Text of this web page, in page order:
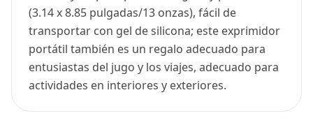
(3.14 x 8.85 pulgadas/13 onzas), fácil de
transportar con gel de silicona; este exprimidor
portátil también es un regalo adecuado para
entusiastas del jugo y los viajes, adecuado para
actividades en interiores y exteriores.